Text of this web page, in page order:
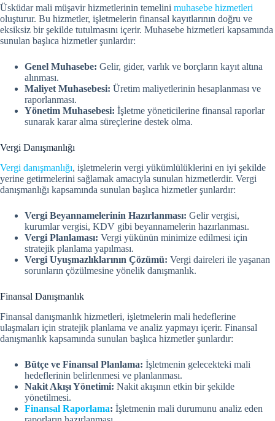
Üsküdar mali müşavir hizmetlerinin temelini muhasebe hizmetleri
oluşturur. Bu hizmetler, işletmelerin finansal kayıtlarının doğru ve
eksiksiz bir şekilde tutulmasını içerir. Muhasebe hizmetleri kapsamında
sunulan başlıca hizmetler şunlardır:
Genel Muhasebe: Gelir, gider, varlık ve borçların kayıt altına
alınması.
Maliyet Muhasebesi: Üretim maliyetlerinin hesaplanması ve
raporlanması.
Yönetim Muhasebesi: İşletme yöneticilerine finansal raporlar
sunarak karar alma süreçlerine destek olma.
Vergi Danışmanlığı
Vergi danışmanlığı, işletmelerin vergi yükümlülüklerini en iyi şekilde
yerine getirmelerini sağlamak amacıyla sunulan hizmetlerdir. Vergi
danışmanlığı kapsamında sunulan başlıca hizmetler şunlardır:
Vergi Beyannamelerinin Hazırlanması: Gelir vergisi,
kurumlar vergisi, KDV gibi beyannamelerin hazırlanması.
Vergi Planlaması: Vergi yükünün minimize edilmesi için
stratejik planlama yapılması.
Vergi Uyuşmazlıklarının Çözümü: Vergi daireleri ile yaşanan
sorunların çözülmesine yönelik danışmanlık.
Finansal Danışmanlık
Finansal danışmanlık hizmetleri, işletmelerin mali hedeflerine
ulaşmaları için stratejik planlama ve analiz yapmayı içerir. Finansal
danışmanlık kapsamında sunulan başlıca hizmetler şunlardır:
Bütçe ve Finansal Planlama: İşletmenin gelecekteki mali
hedeflerinin belirlenmesi ve planlanması.
Nakit Akışı Yönetimi: Nakit akışının etkin bir şekilde
yönetilmesi.
Finansal Raporlama: İşletmenin mali durumunu analiz eden